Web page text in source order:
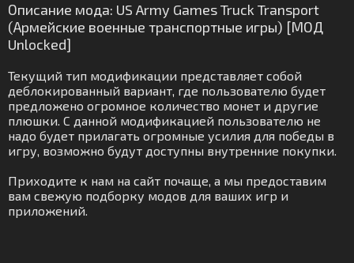
Описание мода: US Army Games Truck Transport
(Армейские военные транспортные игры) [МОД
Unlocked]
Текущий тип модификации представляет собой
деблокированный вариант, где пользователю будет
предложено огромное количество монет и другие
плюшки. С данной модификацией пользователю не
надо будет прилагать огромные усилия для победы в
игру, возможно будут доступны внутренние покупки.
Приходите к нам на сайт почаще, а мы предоставим
вам свежую подборку модов для ваших игр и
приложений.